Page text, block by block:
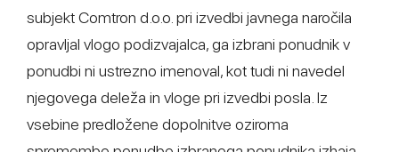
subjekt Comtron d.o.o. pri izvedbi javnega naročila
opravljal vlogo podizvajalca, ga izbrani ponudnik v
ponudbi ni ustrezno imenoval, kot tudi ni navedel
njegovega deleža in vloge pri izvedbi posla. Iz
vsebine predložene dopolnitve oziroma